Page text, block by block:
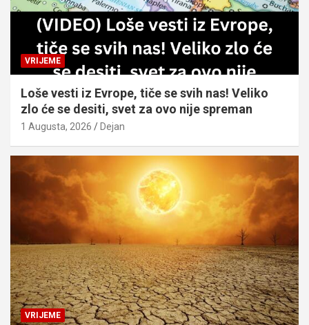
VRIJEME
Loše vesti iz Evrope, tiče se svih nas! Veliko
zlo će se desiti, svet za ovo nije spreman
1 Augusta, 2026 Dejan
VRIJEME